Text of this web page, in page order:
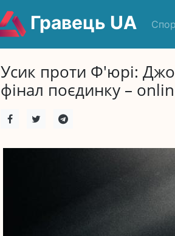
Гравець UA
Усик проти Ф'юрі:
фінал поєдинку –